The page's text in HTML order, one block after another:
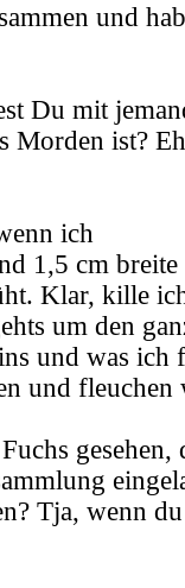
und
Du mit
Morden ist?
ich
1,5 cm
Klar, kille
um den
und was
und
gesehen,
Tja, wenn